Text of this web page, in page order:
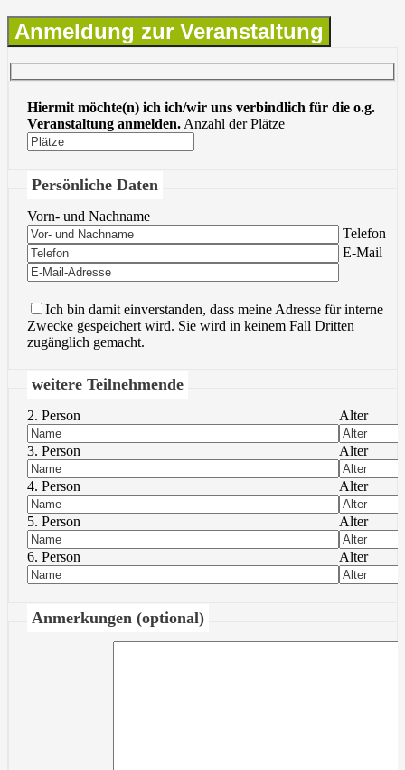
Anmeldung zur Veranstaltung
Hiermit möchte(n) ich ich/wir uns verbindlich für die o.g.
Veranstaltung anmelden. Anzahl der Plätze
Persönliche Daten
Vorn- und Nachname
Bitte lasse
Telefon
Bitte lasse
E-Mail
Ich bin damit einverstanden, dass meine Adresse für interne
Zwecke gespeichert wird. Sie wird in keinem Fall Dritten
zugänglich gemacht.
weitere Teilnehmende
2. Person Alter
3. Person Alter
4. Person Alter
5. Person Alter
6. Person Alter
Anmerkungen (optional)